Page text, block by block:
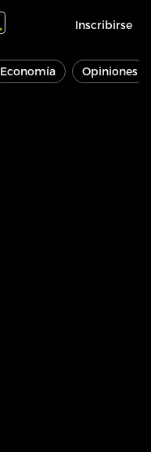
Inscribirse
Economía Opiniones